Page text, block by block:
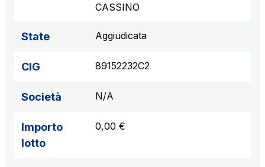
CASSINO
State Aggiudicata
CIG 89152232C2
Società N/A
Importo
lotto
0,00 €